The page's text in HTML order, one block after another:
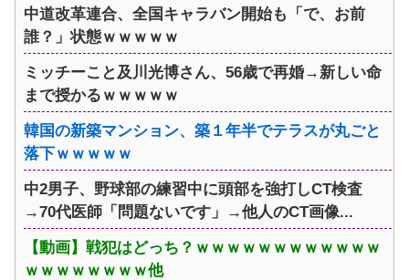
中道改革連合、全国キャラバン開始も「で、お前
誰？」状態ｗｗｗｗｗ
ミッチーこと及川光博さん、56歳で再婚→新しい命
まで授かるｗｗｗｗｗ
韓国の新築マンション、築１年半でテラスが丸ごと
落下ｗｗｗｗｗ
中2男子、野球部の練習中に頭部を強打しCT検査
→70代医師「問題ないです」→他人のCT画像...
【動画】戦犯はどっち？ｗｗｗｗｗｗｗｗｗｗｗｗ
ｗｗｗｗｗｗｗｗ他